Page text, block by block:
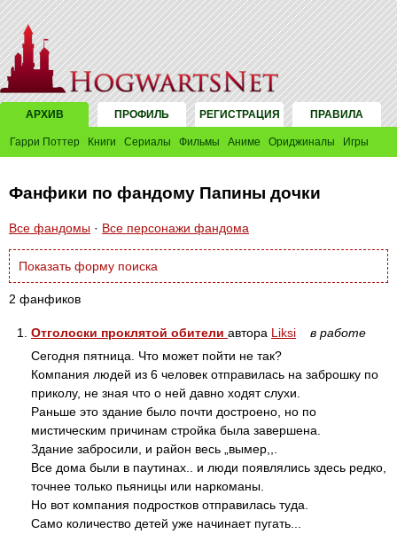
АРХИВ ПРОФИЛЬ РЕГИСТРАЦИЯ ПРАВИЛА
Гарри Поттер Книги Сериалы Фильмы Аниме Ориджиналы Игры
Фанфики по фандому Папины дочки
Все фандомы · Все персонажи фандома
2 фанфиков
1. Отголоски проклятой обители автора Liksi
в работе
Сегодня пятница. Что может пойти не так?
Компания людей из 6 человек отправилась на заброшку по
приколу, не зная что о ней давно ходят слухи.
Раньше это здание было почти достроено, но по
мистическим причинам стройка была завершена.
Здание забросили, и район весь „вымер,,.
Все дома были в паутинах.. и люди появлялись здесь редко,
точнее только пьяницы или наркоманы.
Но вот компания подростков отправилась туда.
Само количество детей уже начинает пугать...
Показать форму поиска